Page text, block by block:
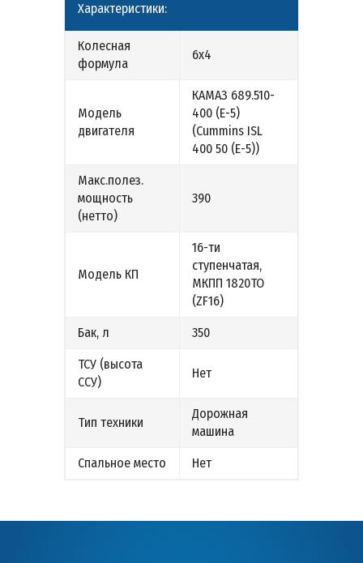
Характеристики:
Колесная
формула
6х4
Модель
двигателя
КАМАЗ 689.510-
400 (Е-5)
(Cummins ISL
400 50 (Е-5))
Макс.полез.
мощность
(нетто)
390
Модель КП
16-ти
ступенчатая,
МКПП 1820ТО
(ZF16)
Бак, л 350
ТСУ (высота
ССУ)
Нет
Тип техники
Дорожная
машина
Спальное место Нет